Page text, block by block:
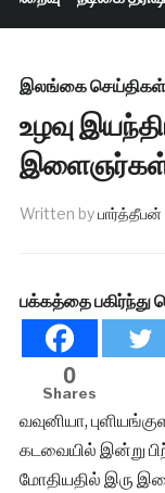
இலங்கை செய்திகள்
உழவு
இளைஞர்கள்
Written byபார்த்தீபன்
பக்கத்தை
0
Shares
வவுனியா,
கடவையில் இன்று
மோதியதில் இரு